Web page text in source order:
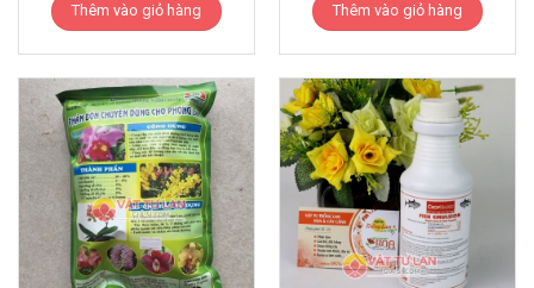
Thêm vào giỏ hàng Thêm vào giỏ hàng